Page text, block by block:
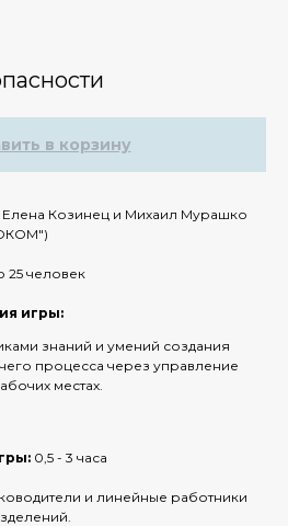
в корзину
Елена Козинец и Михаил Мурашко
25 человек
игры:
знаний и умений создания
процесса через управление
местах.
0,5 - 3 часа
и линейные работники